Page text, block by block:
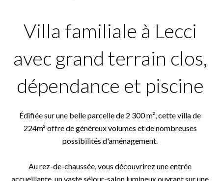
Villa familiale à Lecci
avec grand terrain clos,
dépendance et piscine
Édifiée sur une belle parcelle de 2 300 m², cette villa de
224m² offre de généreux volumes et de nombreuses
possibilités d'aménagement.
Au rez-de-chaussée, vous découvrirez une entrée
accueillante, un vaste séjour-salon lumineux ouvrant sur une